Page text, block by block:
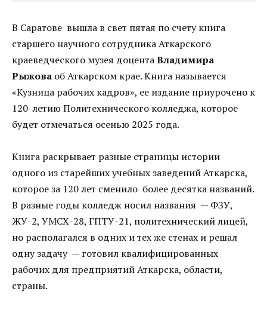
В Саратове вышла в свет пятая по счету книга
старшего научного сотрудника Аткарского
краеведческого музея доцентаВладимира
Рыжова об Аткарском крае. Книга называется
«Кузница рабочих кадров», ее издание приурочено к
120-летию Политехнического колледжа, которое
будет отмечаться осенью 2025 года.
Книга раскрывает разные страницы истории
одного из старейших учебных заведений Аткарска,
которое за 120 лет сменило более десятка названий.
В разные годы колледж носил названия — ФЗУ,
ЖУ-2, УМСХ-28, ГПТУ-21, политехнический лицей,
но располагался в одних и тех же стенах и решал
одну задачу — готовил квалифицированных
рабочих для предприятий Аткарска, области,
страны.